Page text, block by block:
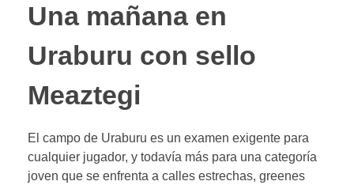
Una mañana en
Uraburu con sello
Meaztegi
El campo de Uraburu es un examen exigente para
cualquier jugador, y todavía más para una categoría
joven que se enfrenta a calles estrechas, greenes